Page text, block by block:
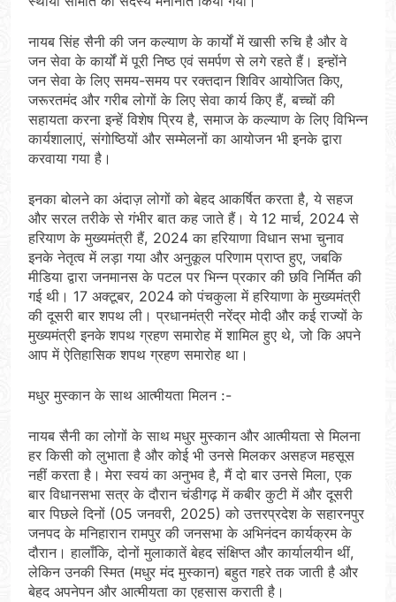
नायब सिंह सैनी की जन कल्याण के कार्यों में खासी रुचि है और वे
जन सेवा के कार्यों में पूरी निष्ठ एवं समर्पण से लगे रहते हैं। इन्होंने
जन सेवा के लिए समय-समय पर रक्तदान शिविर आयोजित किए,
जरूरतमंद और गरीब लोगों के लिए सेवा कार्य किए हैं, बच्चों की
सहायता करना इन्हें विशेष प्रिय है, समाज के कल्याण के लिए विभिन्न
कार्यशालाएं, संगोष्ठियों और सम्मेलनों का आयोजन भी इनके द्वारा
करवाया गया है।
इनका बोलने का अंदाज़ लोगों को बेहद आकर्षित करता है, ये सहज
और सरल तरीके से गंभीर बात कह जाते हैं। ये 12 मार्च, 2024 से
हरियाण के मुख्यमंत्री हैं, 2024 का हरियाणा विधान सभा चुनाव
इनके नेतृत्व में लड़ा गया और अनुकूल परिणाम प्राप्त हुए, जबकि
मीडिया द्वारा जनमानस के पटल पर भिन्न प्रकार की छवि निर्मित की
गई थी। 17 अक्टूबर, 2024 को पंचकुला में हरियाणा के मुख्यमंत्री
की दूसरी बार शपथ ली। प्रधानमंत्री नरेंद्र मोदी और कई राज्यों के
मुख्यमंत्री इनके शपथ ग्रहण समारोह में शामिल हुए थे, जो कि अपने
आप में ऐतिहासिक शपथ ग्रहण समारोह था।
मधुर मुस्कान के साथ आत्मीयता मिलन :-
नायब सैनी का लोगों के साथ मधुर मुस्कान और आत्मीयता से मिलना
हर किसी को लुभाता है और कोई भी उनसे मिलकर असहज महसूस
नहीं करता है। मेरा स्वयं का अनुभव है, मैं दो बार उनसे मिला, एक
बार विधानसभा सत्र के दौरान चंडीगढ़ में कबीर कुटी में और दूसरी
बार पिछले दिनों (05 जनवरी, 2025) को उत्तरप्रदेश के सहारनपुर
जनपद के मनिहारान रामपुर की जनसभा के अभिनंदन कार्यक्रम के
दौरान। हालाँकि, दोनों मुलाकातें बेहद संक्षिप्त और कार्यालयीन थीं,
लेकिन उनकी स्मित (मधुर मंद मुस्कान) बहुत गहरे तक जाती है और
बेहद अपनेपन और आत्मीयता का एहसास कराती है।